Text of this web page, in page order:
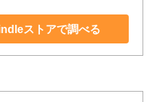
ストアで調べる